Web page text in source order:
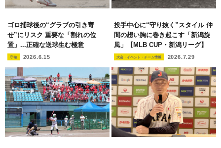
ゴロ捕球後の“グラブの引き寄
せ”にリスク 重要な「割れの位
置」...正確な送球生む極意
守備 2026.6.15
投手中心に“守り抜く”スタイル 仲
間の想い胸に巻き起こす「新潟旋
風」【MLB CUP・新潟リーグ】
大会・イベント・チーム情報 2026.7.29